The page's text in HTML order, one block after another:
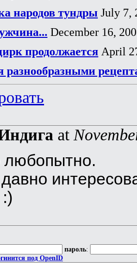
народов тундры July 7,
December 16,
продолжается April
разнообразными
at
любопытно.
пароль:
под OpenID